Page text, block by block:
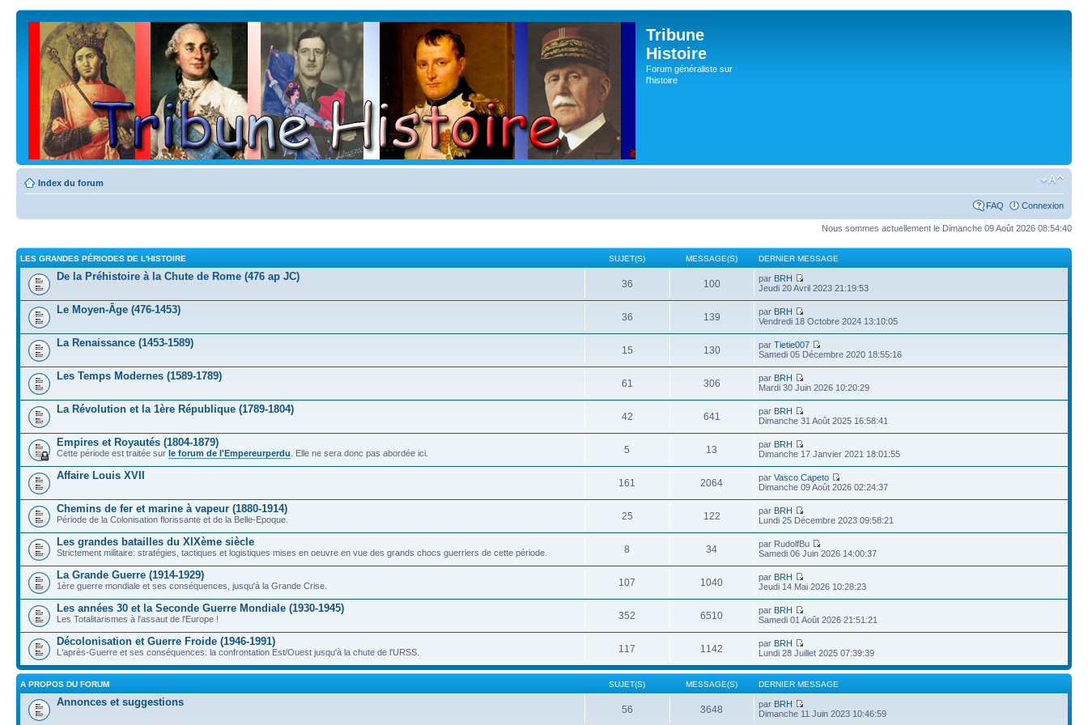
Tribune
Histoire
Forum généraliste sur
l'histoire
Index du forum
FAQ Connexion
Nous sommes actuellement le Dimanche 09 Août 2026 08:54:40
LES GRANDES PÉRIODES DE L'HISTOIRE SUJET(S) MESSAGE(S) DERNIER MESSAGE
De la Préhistoire à la Chute de Rome (476 ap JC)
36 100 par BRH
Jeudi 20 Avril 2023 21:19:53
Le Moyen-Âge (476-1453)
36 139 par BRH
Vendredi 18 Octobre 2024 13:10:05
La Renaissance (1453-1589)
15 130 parTietie007
Samedi 05 Décembre 2020 18:55:16
Les Temps Modernes (1589-1789)
61 306 par BRH
Mardi 30 Juin 2026 10:20:29
La Révolution et la 1ère République (1789-1804)
42 641 par BRH
Dimanche 31 Août 2025 16:58:41
Empires et Royautés (1804-1879)
Cette période est traitée sur le forum de l'Empereurperdu . Elle ne sera donc pas abordée ici. 5 13 par BRH
Dimanche 17 Janvier 2021 18:01:55
Affaire Louis XVII
161 2064 parVasco Capeto
Dimanche 09 Août 2026 02:24:37
Chemins de fer et marine à vapeur (1880-1914)
Période de la Colonisation florissante et de la Belle-Epoque. 25 122 par BRH
Lundi 25 Décembre 2023 09:58:21
Les grandes batailles du XIXème siècle
Strictement militaire: stratégies, tactiques et logistiques mises en oeuvre en vue des grands chocs guerriers de cette période. 8 34
par RudolfBu
Samedi 06 Juin 2026 14:00:37
La Grande Guerre (1914-1929)
1ère guerre mondiale et ses conséquences, jusqu'à la Grande Crise. 107 1040 par BRH
Jeudi 14 Mai 2026 10:28:23
Les années 30 et la Seconde Guerre Mondiale (1930-1945)
Les Totalitarismes à l'assaut de l'Europe ! 352 6510 par BRH
Samedi 01 Août 2026 21:51:21
Décolonisation et Guerre Froide (1946-1991)
L'après-Guerre et ses conséquences: la confrontation Est/Ouest jusqu'à la chute de l'URSS. 117 1142 par BRH
Lundi 28 Juillet 2025 07:39:39
A PROPOS DU FORUM SUJET(S) MESSAGE(S) DERNIER MESSAGE
Annonces et suggestions
56 3648 par BRH
Dimanche 11 Juin 2023 10:46:59